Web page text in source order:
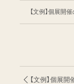
【文例】個展開
【文例】個展